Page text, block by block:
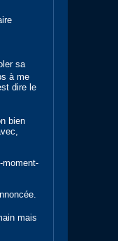
sa
à me
dire le
bien
moment-
mais